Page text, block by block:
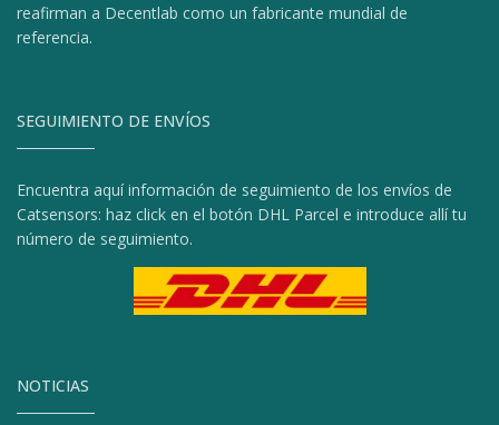
reafirman a Decentlab como un fabricante mundial de
referencia.
SEGUIMIENTO DE ENVÍOS
Encuentra aquí información de seguimiento de los envíos de
Catsensors: haz click en el botón DHL Parcel e introduce allí tu
número de seguimiento.
NOTICIAS